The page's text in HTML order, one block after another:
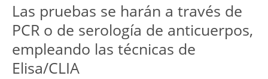
Las pruebas se harán a través de
PCR o de serología de anticuerpos,
empleando las técnicas de
Elisa/CLIA